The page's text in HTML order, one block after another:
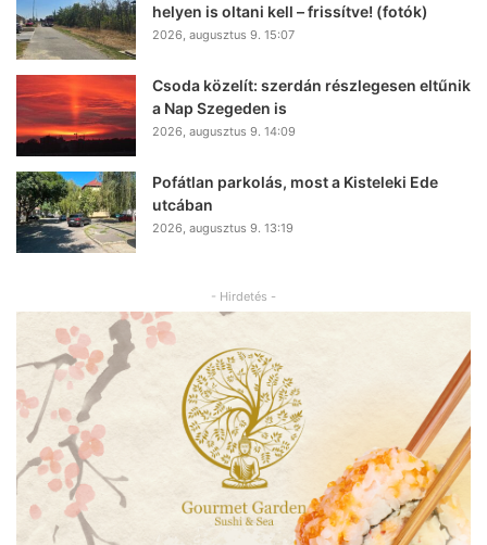
helyen is oltani kell – frissítve! (fotók)
2026, augusztus 9. 15:07
Csoda közelít: szerdán részlegesen eltűnik
a Nap Szegeden is
2026, augusztus 9. 14:09
Pofátlan parkolás, most a Kisteleki Ede
utcában
2026, augusztus 9. 13:19
- Hirdetés -